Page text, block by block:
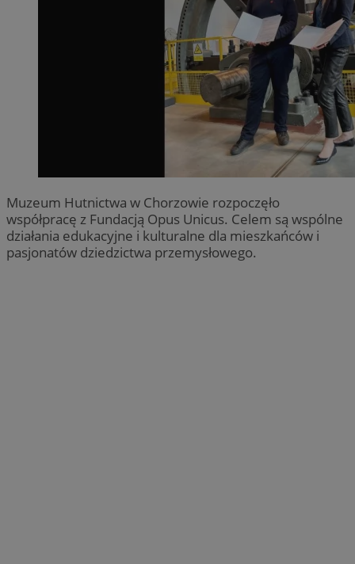
Muzeum Hutnictwa w Chorzowie rozpoczęło
współpracę z Fundacją Opus Unicus. Celem są wspólne
działania edukacyjne i kulturalne dla mieszkańców i
pasjonatów dziedzictwa przemysłowego.